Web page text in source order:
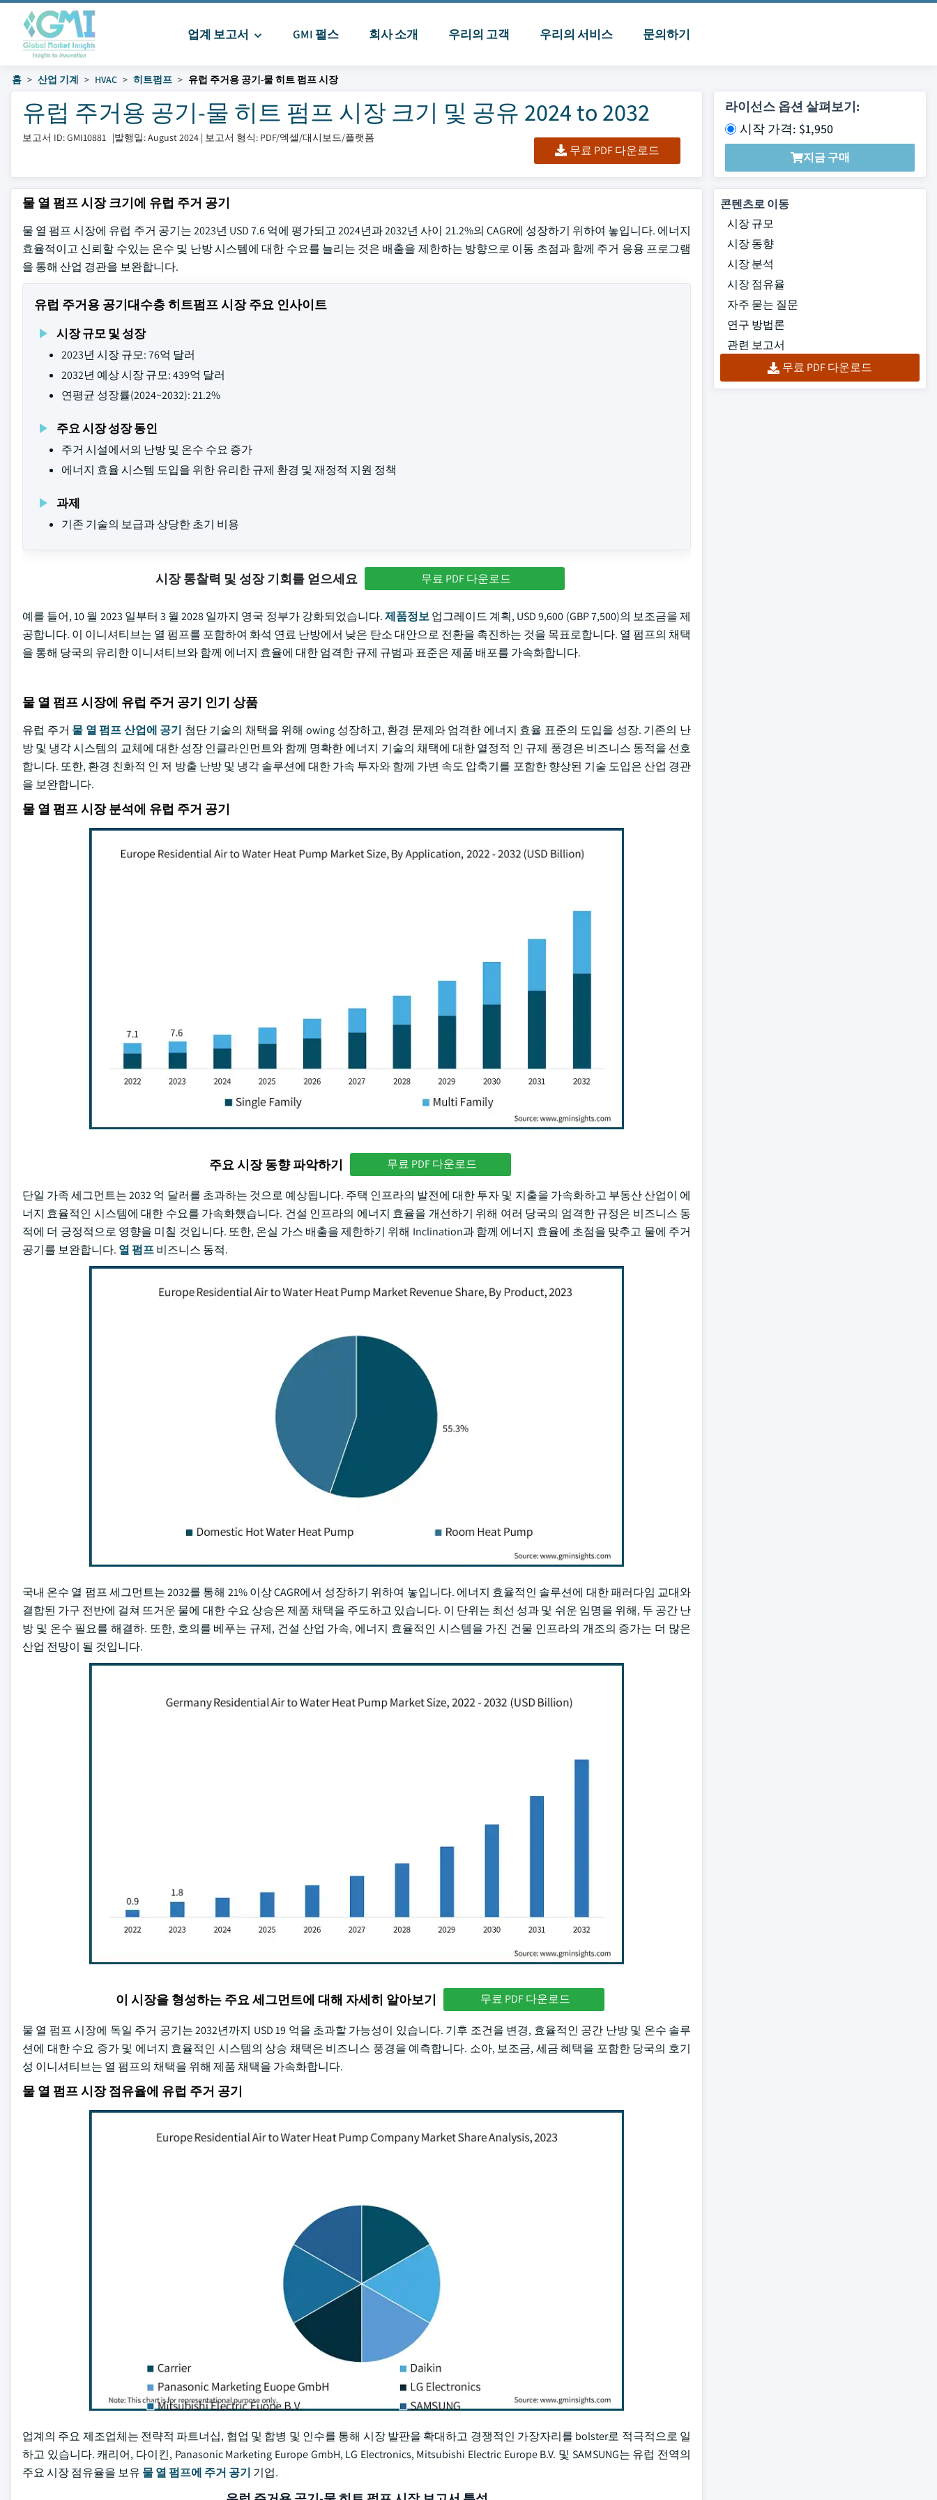
업계 보고서 GMI 펄스 회사 소개 우리의 고객 우리의 서비스 문의하기
홈 산업 기계 HVAC 히트펌프 유럽 ​​주거용 공기-물 히트 펌프 시장
유럽 ​​주거용 공기-물 히트 펌프 시장 크기 및 공유 2024 to 2032
보고서 ID: GMI10881 |발행일: August 2024 | 보고서 형식: PDF/엑셀/대시보드/플랫폼
무료 PDF 다운로드
라이선스 옵션 살펴보기:
시작 가격: $1,950
지금 구매
물 열 펌프 시장 크기에 유럽 주거 공기
물 열 펌프 시장에 유럽 주거 공기는 2023년 USD 7.6 억에 평가되고 2024년과 2032년 사이 21.2%의 CAGR에 성장하기 위하여 놓입니다. 에너지
효율적이고 신뢰할 수있는 온수 및 난방 시스템에 대한 수요를 늘리는 것은 배출을 제한하는 방향으로 이동 초점과 함께 주거 응용 프로그램
을 통해 산업 경관을 보완합니다.
유럽 주거용 공기대수층 히트펌프 시장 주요 인사이트
시장 규모 및 성장
2023년 시장 규모: 76억 달러
2032년 예상 시장 규모: 439억 달러
연평균 성장률(2024~2032): 21.2%
주요 시장 성장 동인
주거 시설에서의 난방 및 온수 수요 증가
에너지 효율 시스템 도입을 위한 유리한 규제 환경 및 재정적 지원 정책
과제
기존 기술의 보급과 상당한 초기 비용
시장 통찰력 및 성장 기회를 얻으세요 무료 PDF 다운로드
예를 들어, 10 월 2023 일부터 3 월 2028 일까지 영국 정부가 강화되었습니다.제품정보업그레이드 계획, USD 9,600 (GBP 7,500)의 보조금을 제
공합니다. 이 이니셔티브는 열 펌프를 포함하여 화석 연료 난방에서 낮은 탄소 대안으로 전환을 촉진하는 것을 목표로합니다. 열 펌프의 채택
을 통해 당국의 유리한 이니셔티브와 함께 에너지 효율에 대한 엄격한 규제 규범과 표준은 제품 배포를 가속화합니다.
물 열 펌프 시장에 유럽 주거 공기 인기 상품
유럽 주거 물 열 펌프 산업에 공기 첨단 기술의 채택을 위해 owing 성장하고, 환경 문제와 엄격한 에너지 효율 표준의 도입을 성장. 기존의 난
방 및 냉각 시스템의 교체에 대한 성장 인클라인먼트와 함께 명확한 에너지 기술의 채택에 대한 열정적 인 규제 풍경은 비즈니스 동적을 선호
합니다. 또한, 환경 친화적 인 저 방출 난방 및 냉각 솔루션에 대한 가속 투자와 함께 가변 속도 압축기를 포함한 향상된 기술 도입은 산업 경관
을 보완합니다.
물 열 펌프 시장 분석에 유럽 주거 공기
주요 시장 동향 파악하기 무료 PDF 다운로드
단일 가족 세그먼트는 2032 억 달러를 초과하는 것으로 예상됩니다. 주택 인프라의 발전에 대한 투자 및 지출을 가속화하고 부동산 산업이 에
너지 효율적인 시스템에 대한 수요를 가속화했습니다. 건설 인프라의 에너지 효율을 개선하기 위해 여러 당국의 엄격한 규정은 비즈니스 동
적에 더 긍정적으로 영향을 미칠 것입니다. 또한, 온실 가스 배출을 제한하기 위해 Inclination과 함께 에너지 효율에 초점을 맞추고 물에 주거
공기를 보완합니다. 열 펌프비즈니스 동적.
국내 온수 열 펌프 세그먼트는 2032를 통해 21% 이상 CAGR에서 성장하기 위하여 놓입니다. 에너지 효율적인 솔루션에 대한 패러다임 교대와
결합된 가구 전반에 걸쳐 뜨거운 물에 대한 수요 상승은 제품 채택을 주도하고 있습니다. 이 단위는 최선 성과 및 쉬운 임명을 위해, 두 공간 난
방 및 온수 필요를 해결하. 또한, 호의를 베푸는 규제, 건설 산업 가속, 에너지 효율적인 시스템을 가진 건물 인프라의 개조의 증가는 더 많은
산업 전망이 될 것입니다.
이 시장을 형성하는 주요 세그먼트에 대해 자세히 알아보기 무료 PDF 다운로드
물 열 펌프 시장에 독일 주거 공기는 2032년까지 USD 19 억을 초과할 가능성이 있습니다. 기후 조건을 변경, 효율적인 공간 난방 및 온수 솔루
션에 대한 수요 증가 및 에너지 효율적인 시스템의 상승 채택은 비즈니스 풍경을 예측합니다. 소아, 보조금, 세금 혜택을 포함한 당국의 호기
성 이니셔티브는 열 펌프의 채택을 위해 제품 채택을 가속화합니다.
물 열 펌프 시장 점유율에 유럽 주거 공기
업계의 주요 제조업체는 전략적 파트너십, 협업 및 합병 및 인수를 통해 시장 발판을 확대하고 경쟁적인 가장자리를 bolster로 적극적으로 일
하고 있습니다. 캐리어, 다이킨, Panasonic Marketing Europe GmbH, LG Electronics, Mitsubishi Electric Europe B.V. 및 SAMSUNG는 유럽 전역의
주요 시장 점유율을 보유 물 열 펌프에 주거 공기 기업.
콘텐츠로 이동
시장 규모
시장 동향
시장 분석
시장 점유율
자주 묻는 질문
연구 방법론
관련 보고서
무료 PDF 다운로드